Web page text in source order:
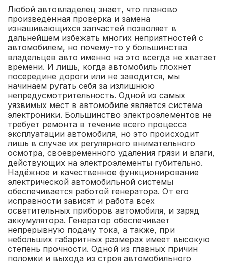
Любой автовладелец знает, что планово
произведённая проверка и замена
изнашивающихся запчастей позволяет в
дальнейшем избежать многих неприятностей с
автомобилем, но почему-то у большинства
владельцев авто именно на это всегда не хватает
времени. И лишь, когда автомобиль глохнет
посередине дороги или не заводится, мы
начинаем ругать себя за излишнюю
непредусмотрительность. Одной из самых
уязвимых мест в автомобиле является система
электроники. Большинство электроэлементов не
требует ремонта в течение всего процесса
эксплуатации автомобиля, но это происходит
лишь в случае их регулярного внимательного
осмотра, своевременного удаления грязи и влаги,
действующих на электроэлементы губительно.
Надёжное и качественное функционирование
электрической автомобильной системы
обеспечивается работой генератора. От его
исправности зависят и работа всех
осветительных приборов автомобиля, и заряд
аккумулятора. Генератор обеспечивает
непрерывную подачу тока, а также, при
небольших габаритных размерах имеет высокую
степень прочности. Одной из главных причин
поломки и выхода из строя автомобильного